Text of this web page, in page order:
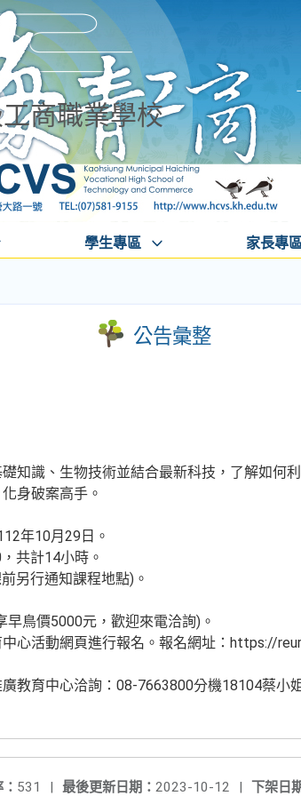
商職業學校
學生專區 家長專
公告彙整
知識、生物技術並結合最新科技，了解如何
身破案高手。
年10月29日。
共計14小時。
另行通知課程地點)。
鳥價5000元，歡迎來電洽詢)。
心活動網頁進行報名。報名網址：https://
教育中心洽詢：08-7663800分機18104蔡小
下架日
最後更新日期： 2023-10-12 |
531 |